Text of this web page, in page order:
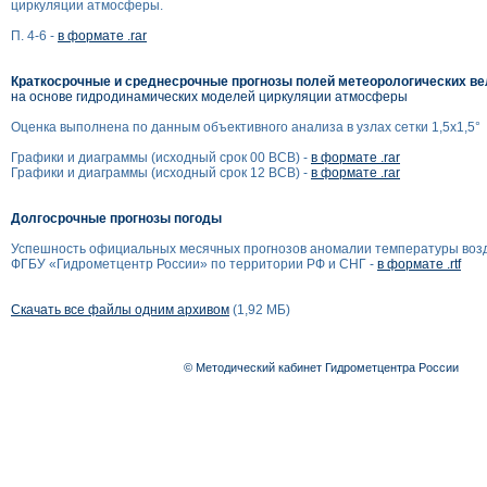
циркуляции атмосферы.
П. 4-6 - в формате .rar
Краткосрочные и среднесрочные прогнозы полей метеорологических
на основе гидродинамических моделей циркуляции атмосферы
Оценка выполнена по данным объективного анализа в узлах сетки 1,5x1,5°
Графики и диаграммы (исходный срок 00 ВСВ) - в формате .rar
Графики и диаграммы (исходный срок 12 ВСВ) - в формате .rar
Долгосрочные прогнозы погоды
Успешность официальных месячных прогнозов аномалии температуры
ФГБУ «Гидрометцентр России» по территории РФ и СНГ - в формате .rtf
Скачать все файлы одним архивом (1,92 МБ)
© Методический кабинет Гидрометцентра России